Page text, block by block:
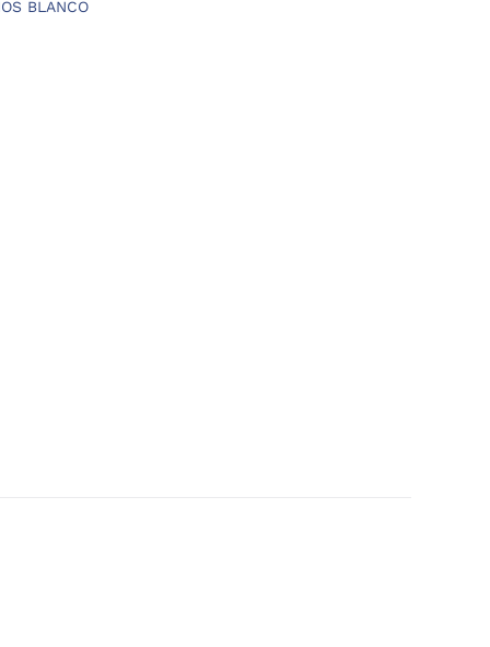
BLANCO